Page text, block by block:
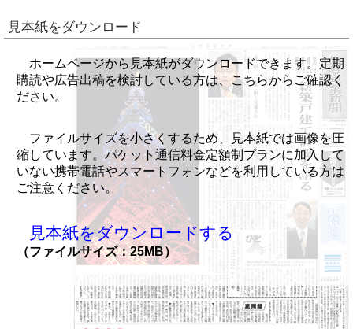
見本紙をダウンロード
ホームページから見本紙がダウンロードできます。定期
購読や広告出稿を検討している方は、こちらからご確認く
ださい。
ファイルサイズを小さくするため、見本紙では画像を圧
縮しています。パケット通信料金定額制プランに加入して
いない携帯電話やスマートフォンなどを利用している方は
ご注意ください。
見本紙をダウンロードする
（ファイルサイズ：25MB）